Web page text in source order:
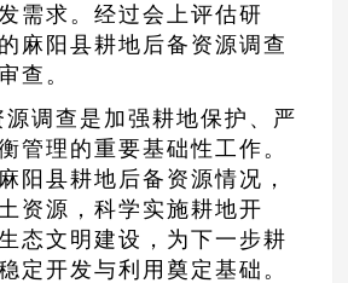
需求。经过会上评估研
麻阳县耕地后备资源调查
查。
调查是加强耕地保护、严
管理的重要基础性工作。
阳县耕地后备资源情况，
资源，科学实施耕地开
态文明建设，为下一步耕
定开发与利用奠定基础。